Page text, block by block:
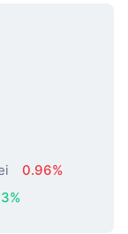
Reală
0.96%